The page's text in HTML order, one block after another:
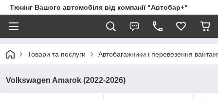
Тюнінг Вашого автомобіля від компанії "Автобар+"
Товари та послуги Автобагажники і перевезення
Volkswagen Amarok (2022-2026)